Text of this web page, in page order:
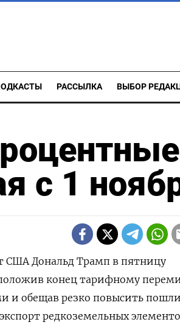
РАССЫЛКА ВЫБОР
с 1
Дональд Трамп в пятницу
конец тарифному
обещав резко повысить
редкоземельных